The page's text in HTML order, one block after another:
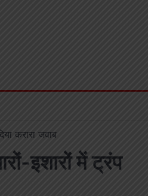
करारा जवाब
इशारों में ट्रंप